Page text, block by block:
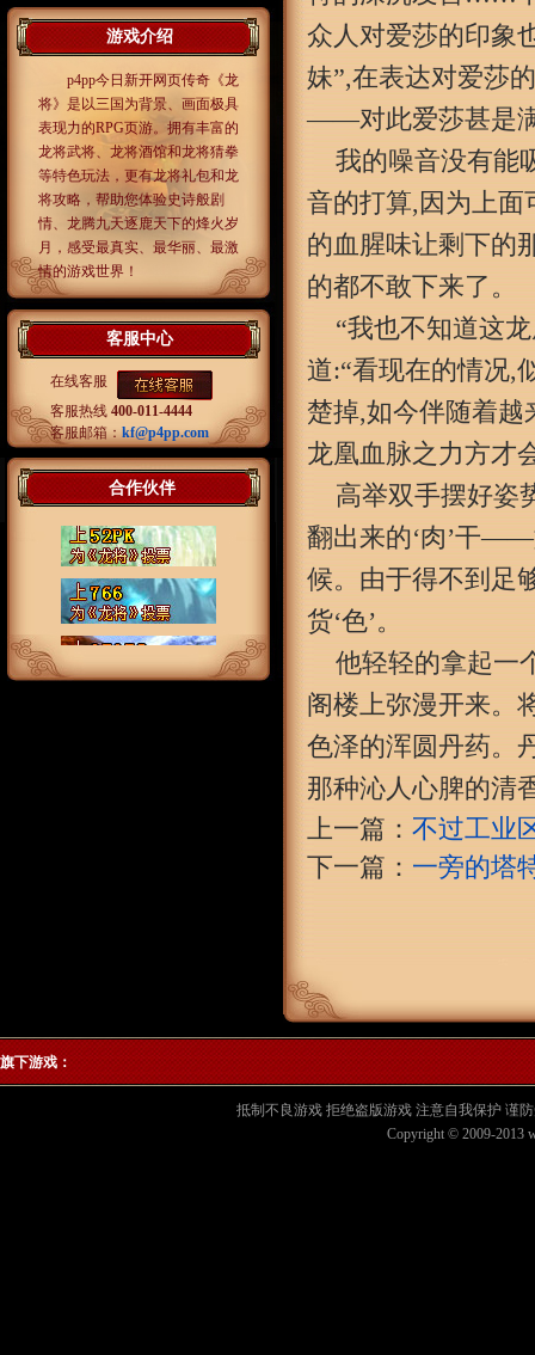
游戏介绍
p4pp今日新开网页传奇《龙
将》是以三国为背景、画面极具
表现力的RPG页游。拥有丰富的
龙将武将、龙将酒馆和龙将猜拳
等特色玩法，更有龙将礼包和龙
将攻略，帮助您体验史诗般剧
情、龙腾九天逐鹿天下的烽火岁
月，感受最真实、最华丽、最激
情的游戏世界！
客服中心
在线客服
客服热线 400-011-4444
客服邮箱：kf@p4pp.com
合作伙伴
众人对爱莎的印象
妹”,在表达对爱莎
——对此爱莎甚是
我的噪音没有能
音的打算,因为上面
的血腥味让剩下的
的都不敢下来了。
“我也不知道这
道:“看现在的情况,
楚掉,如今伴随着
龙凰血脉之力方才
高举双手摆好姿
翻出来的‘肉’干
候。由于得不到足
货‘色’。
他轻轻的拿起一
阁楼上弥漫开来。
色泽的浑圆丹药。
那种沁人心脾的清
上一篇： 不过工业
下一篇： 一旁的塔
旗下游戏：
抵制不良游戏 拒绝盗版游戏 注意自我保护 谨
Copyright © 2009-2013